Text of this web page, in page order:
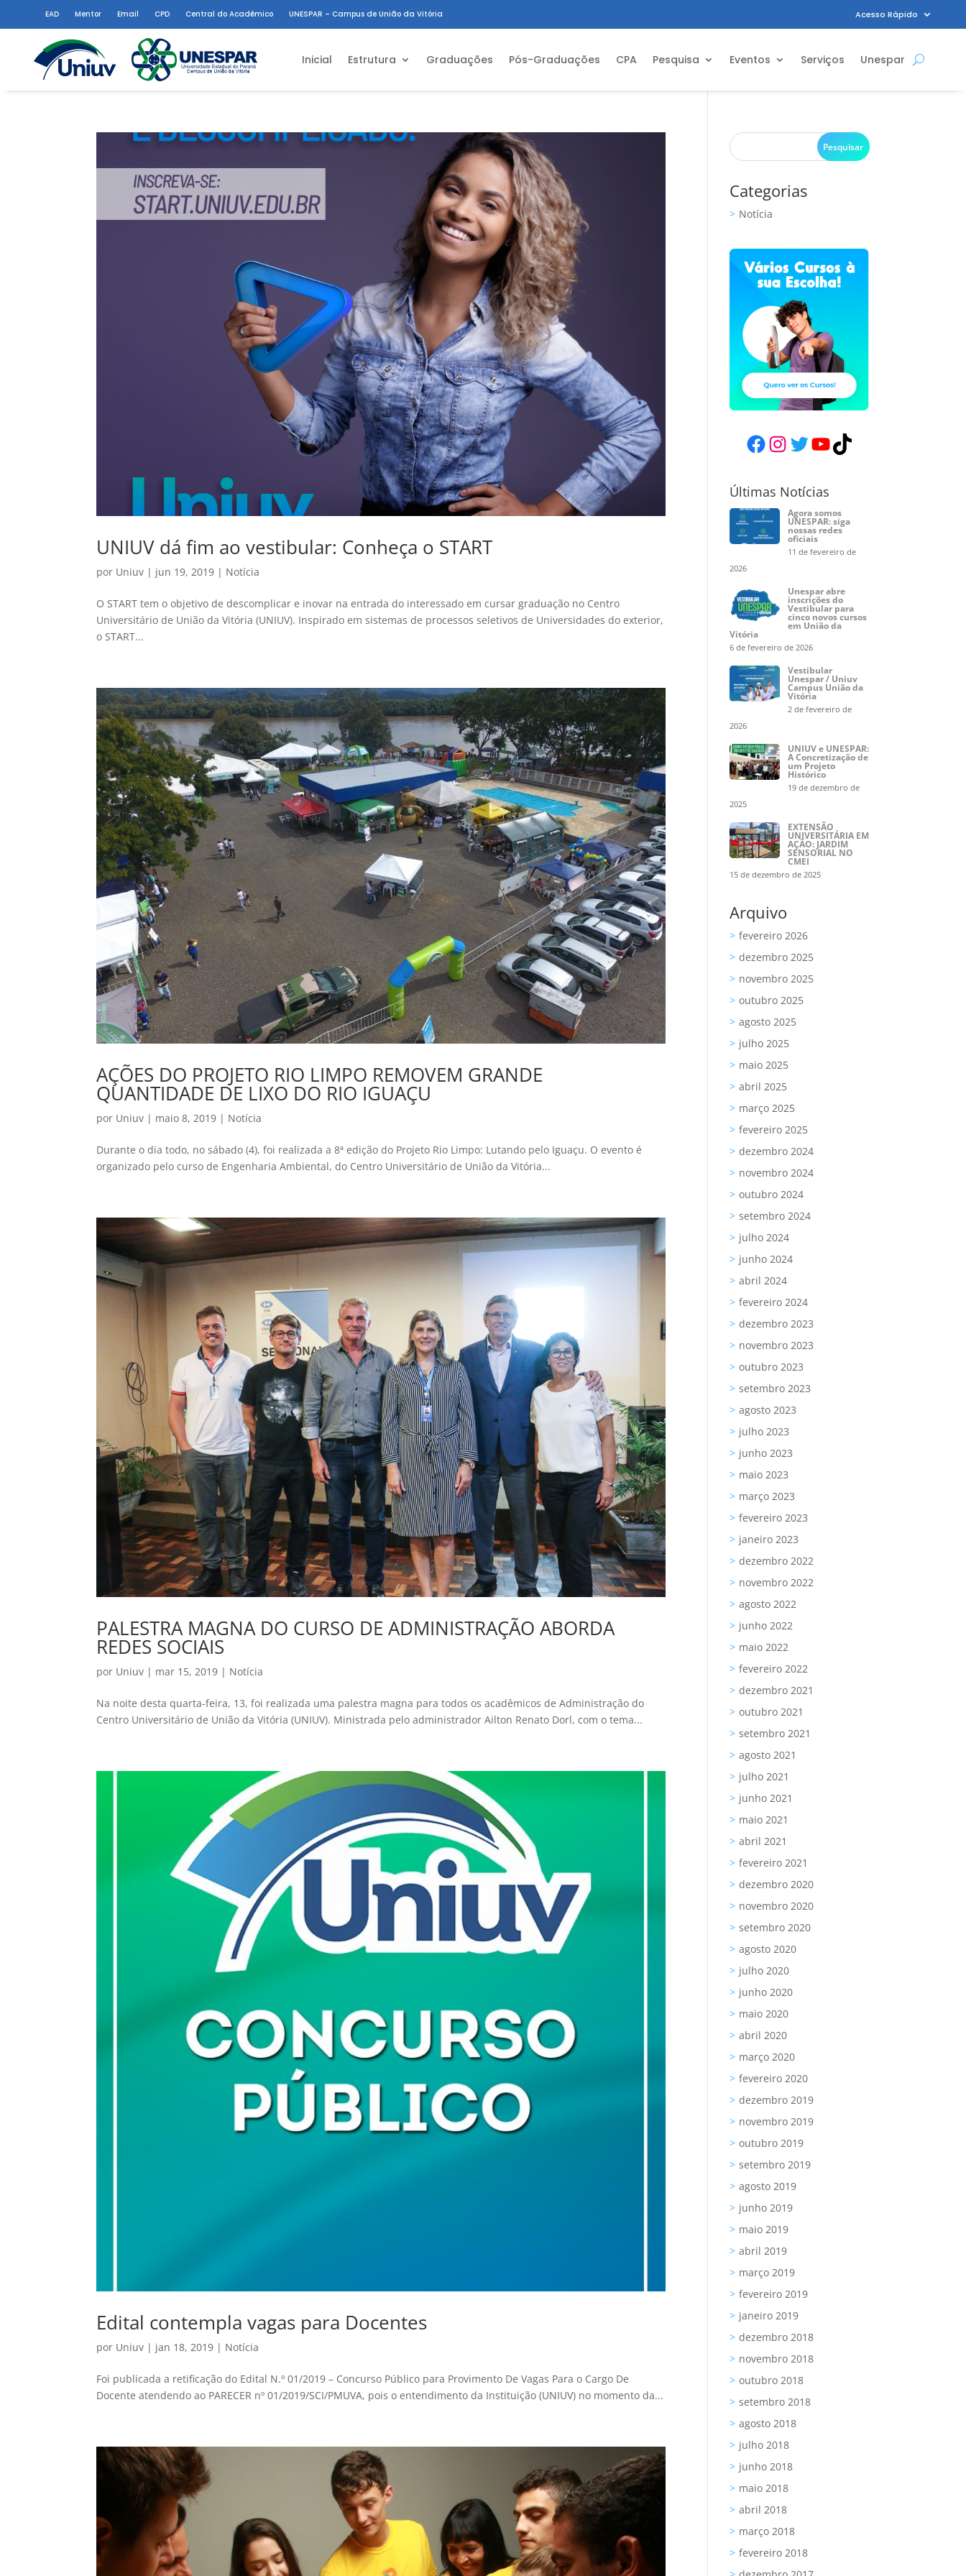
EAD Mentor Email CPD Central do Acadêmico UNESPAR – Campus de União da Vitória Acesso Rápido
Inicial Estrutura Graduações Pós-Graduações CPA Pesquisa Eventos Serviços Unespar
UNIUV dá fim ao vestibular: Conheça o START
por Uniuv | jun 19, 2019 | Notícia
O START tem o objetivo de descomplicar e inovar na entrada do interessado em cursar graduação no Centro
Universitário de União da Vitória (UNIUV). Inspirado em sistemas de processos seletivos de Universidades do exterior,
o START...
AÇÕES DO PROJETO RIO LIMPO REMOVEM GRANDE
QUANTIDADE DE LIXO DO RIO IGUAÇU
por Uniuv | maio 8, 2019 | Notícia
Durante o dia todo, no sábado (4), foi realizada a 8ª edição do Projeto Rio Limpo: Lutando pelo Iguaçu. O evento é
organizado pelo curso de Engenharia Ambiental, do Centro Universitário de União da Vitória...
PALESTRA MAGNA DO CURSO DE ADMINISTRAÇÃO ABORDA
REDES SOCIAIS
por Uniuv | mar 15, 2019 | Notícia
Na noite desta quarta-feira, 13, foi realizada uma palestra magna para todos os acadêmicos de Administração do
Centro Universitário de União da Vitória (UNIUV). Ministrada pelo administrador Ailton Renato Dorl, com o tema...
Edital contempla vagas para Docentes
por Uniuv | jan 18, 2019 | Notícia
Foi publicada a retificação do Edital N.º 01/2019 – Concurso Público para Provimento De Vagas Para o Cargo De
Docente atendendo ao PARECER nº 01/2019/SCI/PMUVA, pois o entendimento da Instituição (UNIUV) no momento da...
Categorias
Notícia
Facebook
Instagram
Twitter
YouTube
TikTok
Últimas Notícias
Agora somos
UNESPAR: siga
nossas redes
oficiais
11 de fevereiro de
2026
Unespar abre
inscrições do
Vestibular para
cinco novos cursos
em União da
Vitória
6 de fevereiro de 2026
Vestibular
Unespar / Uniuv
Campus União da
Vitória
2 de fevereiro de
2026
UNIUV e UNESPAR:
A Concretização de
um Projeto
Histórico
19 de dezembro de
2025
EXTENSÃO
UNIVERSITÁRIA EM
AÇÃO: JARDIM
SENSORIAL NO
CMEI
15 de dezembro de 2025
Arquivo
fevereiro 2026
dezembro 2025
novembro 2025
outubro 2025
agosto 2025
julho 2025
maio 2025
abril 2025
março 2025
fevereiro 2025
dezembro 2024
novembro 2024
outubro 2024
setembro 2024
julho 2024
junho 2024
abril 2024
fevereiro 2024
dezembro 2023
novembro 2023
outubro 2023
setembro 2023
agosto 2023
julho 2023
junho 2023
maio 2023
março 2023
fevereiro 2023
janeiro 2023
dezembro 2022
novembro 2022
agosto 2022
junho 2022
maio 2022
fevereiro 2022
dezembro 2021
outubro 2021
setembro 2021
agosto 2021
julho 2021
junho 2021
maio 2021
abril 2021
fevereiro 2021
dezembro 2020
novembro 2020
setembro 2020
agosto 2020
julho 2020
junho 2020
maio 2020
abril 2020
março 2020
fevereiro 2020
dezembro 2019
novembro 2019
outubro 2019
setembro 2019
agosto 2019
junho 2019
maio 2019
abril 2019
março 2019
fevereiro 2019
janeiro 2019
dezembro 2018
novembro 2018
outubro 2018
setembro 2018
agosto 2018
julho 2018
junho 2018
maio 2018
abril 2018
março 2018
fevereiro 2018